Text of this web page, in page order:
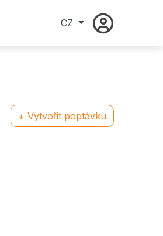
CZ
+ Vytvořit poptávku